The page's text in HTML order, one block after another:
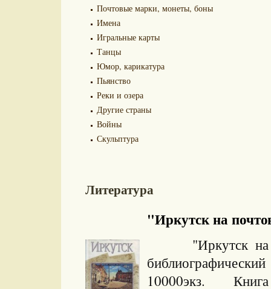
Почтовые марки, монеты, боны
Имена
Игральные карты
Танцы
Юмор, карикатура
Пьянство
Реки и озера
Другие страны
Войны
Скульптура
Литература
"Иркутск на
"Иркутск на
10000экз. Книга